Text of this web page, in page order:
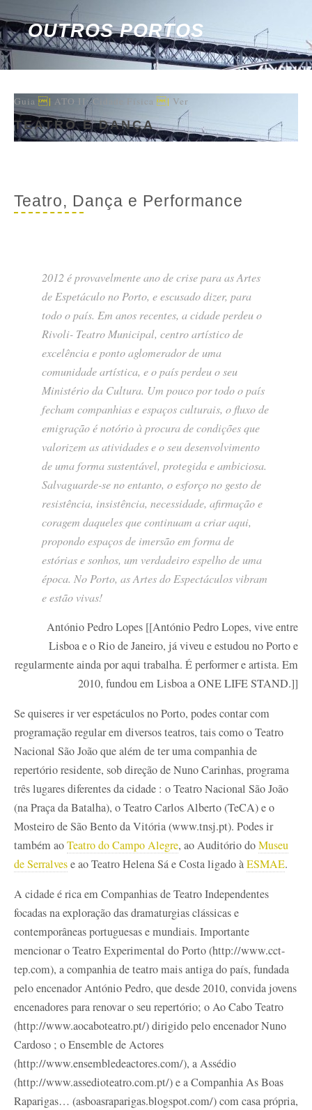
OUTROS PORTOS
Guia | ATO II: Cidade Física | Ver
TEATRO E DANÇA
Teatro, Dança e Performance
2012 é provavelmente ano de crise para as Artes
de Espetáculo no Porto, e escusado dizer, para
todo o país. Em anos recentes, a cidade perdeu o
Rivoli- Teatro Municipal, centro artístico de
excelência e ponto aglomerador de uma
comunidade artística, e o país perdeu o seu
Ministério da Cultura. Um pouco por todo o país
fecham companhias e espaços culturais, o fluxo de
emigração é notório à procura de condições que
valorizem as atividades e o seu desenvolvimento
de uma forma sustentável, protegida e ambiciosa.
Salvaguarde-se no entanto, o esforço no gesto de
resistência, insistência, necessidade, afirmação e
coragem daqueles que continuam a criar aqui,
propondo espaços de imersão em forma de
estórias e sonhos, um verdadeiro espelho de uma
época. No Porto, as Artes do Espectáculos vibram
e estão vivas!
António Pedro Lopes [[António Pedro Lopes, vive entre
Lisboa e o Rio de Janeiro, já viveu e estudou no Porto e
regularmente ainda por aqui trabalha. É performer e artista. Em
2010, fundou em Lisboa a ONE LIFE STAND.]]
Se quiseres ir ver espetáculos no Porto, podes contar com
programação regular em diversos teatros, tais como o Teatro
Nacional São João que além de ter uma companhia de
repertório residente, sob direção de Nuno Carinhas, programa
três lugares diferentes da cidade : o Teatro Nacional São João
(na Praça da Batalha), o Teatro Carlos Alberto (TeCA) e o
Mosteiro de São Bento da Vitória (www.tnsj.pt). Podes ir
também aoTeatro do Campo Alegre, ao Auditório doMuseu
de Serralvese ao Teatro Helena Sá e Costa ligado àESMAE.
A cidade é rica em Companhias de Teatro Independentes
focadas na exploração das dramaturgias clássicas e
contemporâneas portuguesas e mundiais. Importante
mencionar o Teatro Experimental do Porto (http://www.cct-
tep.com), a companhia de teatro mais antiga do país, fundada
pelo encenador António Pedro, que desde 2010, convida jovens
encenadores para renovar o seu repertório; o Ao Cabo Teatro
(http://www.aocaboteatro.pt/) dirigido pelo encenador Nuno
Cardoso ; o Ensemble de Actores
(http://www.ensembledeactores.com/), a Assédio
(http://www.assedioteatro.com.pt/) e a Companhia As Boas
Raparigas… (asboasraparigas.blogspot.com/) com casa própria,